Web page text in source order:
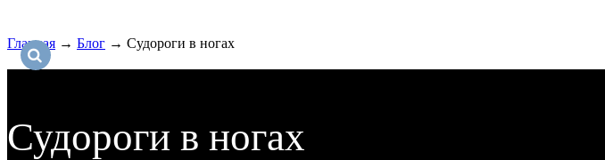
Главная → Блог → Судороги в ногах
Судороги в ногах